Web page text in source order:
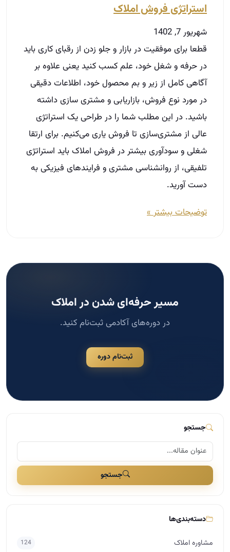
استراتژی فروش املاک‌
شهریور 7, 1402
قطعا برای موفقیت در بازار و جلو زدن از رقبای کاری باید
در حرفه و شغل خود، علم کسب کنید یعنی علاوه بر
آگاهی کامل از زیر و بم محصول خود، اطلاعات دقیقی
در مورد نوع فروش، بازاریابی و مشتری سازی داشته
باشید. در این مطلب شما را در طراحی یک استراتژی
عالی از مشتری‌سازی تا فروش یاری می‌کنیم. برای ارتقا
شغلی و سودآوری بیشتر در فروش املاک باید استراتژی‌
تلفیقی، از روانشناسی مشتری و فرایندهای فیزیکی به‌
دست آورید.
توضیحات بیشتر »
مسیر حرفه‌ای شدن در املاک
در دوره‌های آکادمی ثبت‌نام کنید.
ثبت‌نام دوره
جستجو
جستجو
دسته‌بندی‌ها
مشاوره املاک 124